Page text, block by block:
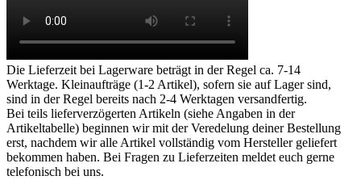
Die Lieferzeit bei Lagerware beträgt in der Regel ca. 7-14
Werktage. Kleinaufträge (1-2 Artikel), sofern sie auf Lager sind,
sind in der Regel bereits nach 2-4 Werktagen versandfertig.
Bei teils lieferverzögerten Artikeln (siehe Angaben in der
Artikeltabelle) beginnen wir mit der Veredelung deiner Bestellung
erst, nachdem wir alle Artikel vollständig vom Hersteller geliefert
bekommen haben. Bei Fragen zu Lieferzeiten meldet euch gerne
telefonisch bei uns.